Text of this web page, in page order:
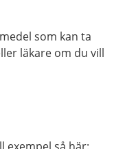
som kan ta
läkare om du vill